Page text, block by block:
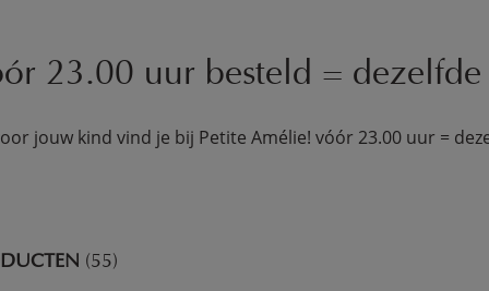
23.00 uur besteld =
jouw kind vind je bij Petite Amélie! vóór 23.00 uur =
(55)